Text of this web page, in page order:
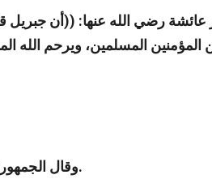
رضي الله عنها: ((أن جبريل
المسلمين، ويرحم الله
وقال الجمهور: هذا الجواز مشترط بعدم صياح المرأة، أو اختلاطها بالأجانب.